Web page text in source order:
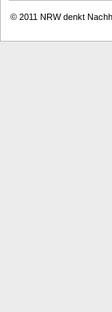
© 2011 NRW denkt